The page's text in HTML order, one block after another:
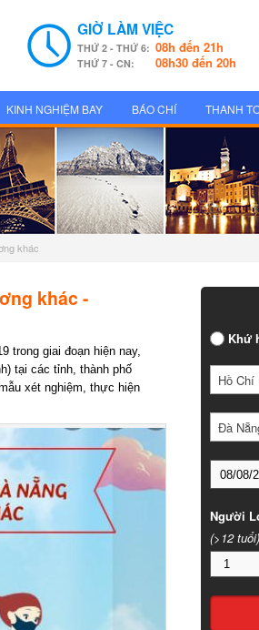
GIỜ LÀM VIỆC
THỨ 2 - THỨ 6:08h đến 21h
THỨ 7 - CN: 08h30 đến 20h
KINH NGHIỆM BAY BÁO CHÍ THANH
khác
khác -
trong giai đoạn hiện nay,
tại các tỉnh, thành phố
xét nghiệm, thực hiện
Khứ
Hồ Chí
Đà
Người
(>12 tuổi)